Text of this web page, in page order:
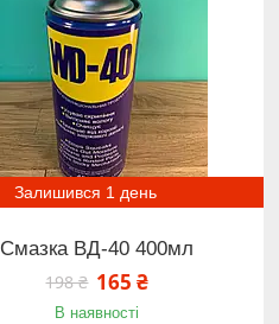
Залишився 1 день
Смазка ВД-40 400мл
198 ₴ 165 ₴
В наявності